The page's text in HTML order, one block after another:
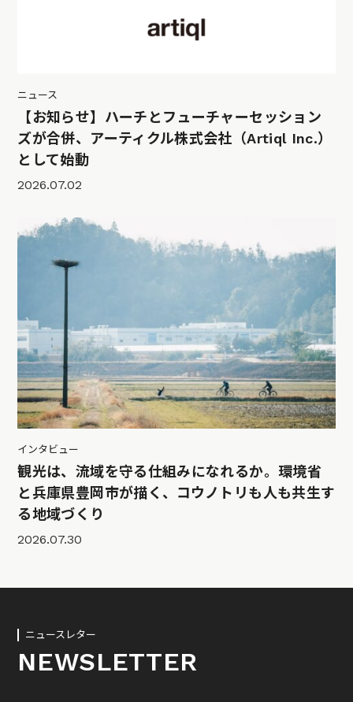
ニュース
【お知らせ】ハーチとフューチャーセッション
ズが合併、アーティクル株式会社（Artiql Inc.）
として始動
2026.07.02
インタビュー
観光は、流域を守る仕組みになれるか。環境省
と兵庫県豊岡市が描く、コウノトリも人も共生す
る地域づくり
2026.07.30
ニュースレター
NEWSLETTER